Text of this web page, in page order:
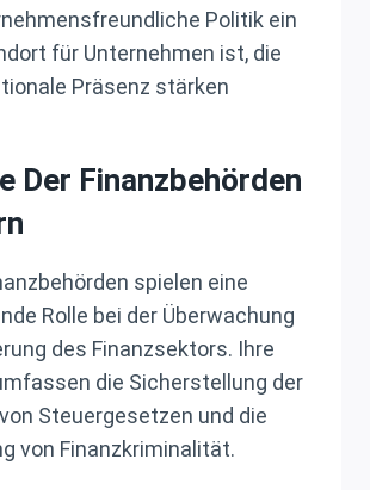
Politik ein
für Unternehmen ist, die
Präsenz stärken
Der Finanzbehörden
spielen eine
Rolle bei der Überwachung
des Finanzsektors. Ihre
die Sicherstellung der
Steuergesetzen und die
von Finanzkriminalität.